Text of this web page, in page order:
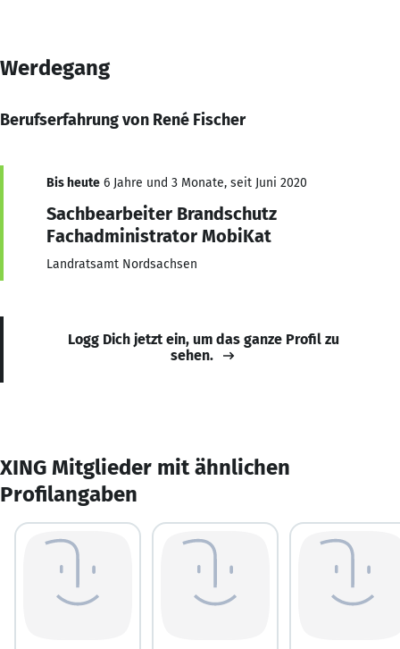
Werdegang
Berufserfahrung von René Fischer
Bis heute 6 Jahre und 3 Monate, seit Juni 2020
Sachbearbeiter Brandschutz
Fachadministrator MobiKat
Landratsamt Nordsachsen
Logg Dich jetzt ein, um das ganze Profil zu
sehen.
XING Mitglieder mit ähnlichen
Profilangaben